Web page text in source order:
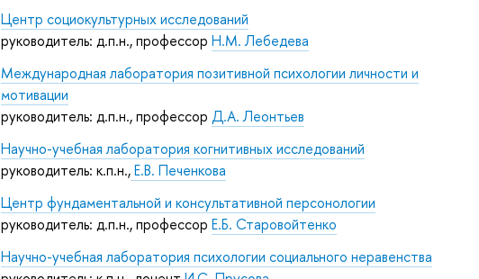
Центр социокультурных исследований
руководитель: д.п.н., профессорН.М. Лебедева
Международная лаборатория позитивной психологии личности и
мотивации
руководитель: д.п.н., профессорД.А. Леонтьев
Научно-учебная лаборатория когнитивных исследований
руководитель: к.п.н.,Е.В. Печенкова
Центр фундаментальной и консультативной персонологии
руководитель: д.п.н., профессорЕ.Б. Старовойтенко
Научно-учебная лаборатория психологии социального неравенства